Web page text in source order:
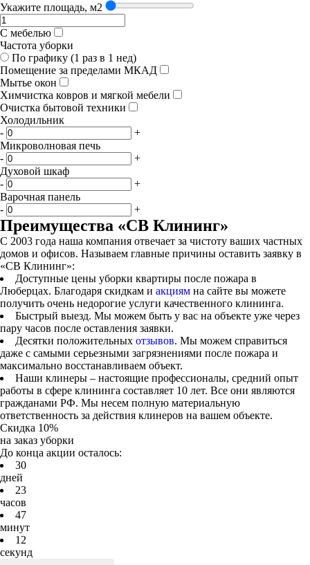
Укажите площадь, м2
С мебелью
Частота уборки
По графику (1 раз в 1 нед)
Помещение за пределами МКАД
Мытье окон
Химчистка ковров и мягкой мебели
Очистка бытовой техники
Холодильник
-
+
Микроволновая печь
-
+
Духовой шкаф
-
+
Варочная панель
-
+
Преимущества «СВ Клининг»
С 2003 года наша компания отвечает за чистоту ваших частных
домов и офисов. Называем главные причины оставить заявку в
«СВ Клининг»:
Доступные цены уборки квартиры после пожара в
Люберцах. Благодаря скидкам и акциям на сайте вы можете
получить очень недорогие услуги качественного клининга.
Быстрый выезд. Мы можем быть у вас на объекте уже через
пару часов после оставления заявки.
Десятки положительных отзывов. Мы можем справиться
даже с самыми серьезными загрязнениями после пожара и
максимально восстанавливаем объект.
Наши клинеры – настоящие профессионалы, средний опыт
работы в сфере клининга составляет 10 лет. Все они являются
гражданами РФ. Мы несем полную материальную
ответственность за действия клинеров на вашем объекте.
Скидка 10%
на заказ уборки
До конца акции осталось:
30
дней
23
часов
47
минут
1 2
секунд